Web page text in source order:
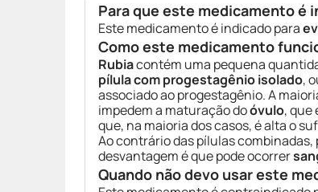
Para que este medicamento é
Este medicamento é indicado para
Como este medicamento
Rubiacontém uma pequena
pílula com progestagênio isolado,
associado ao progestagênio. A
impedem a maturação doóvulo, que
que, na maioria dos casos, é alta o
Ao contrário das pílulas
desvantagem é que pode ocorrer
Quando não devo usar este